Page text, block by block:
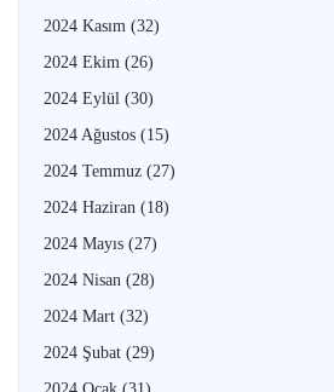
2024 Kasım (32)
2024 Ekim (26)
2024 Eylül (30)
2024 Ağustos (15)
2024 Temmuz (27)
2024 Haziran (18)
2024 Mayıs (27)
2024 Nisan (28)
2024 Mart (32)
2024 Şubat (29)